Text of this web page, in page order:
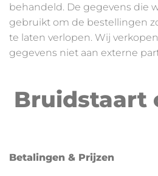
behandeld. De gegevens die
gebruikt om de bestellingen
te laten verlopen. Wij
gegevens niet aan externe
Bruidstaart
Betalingen & Prijzen